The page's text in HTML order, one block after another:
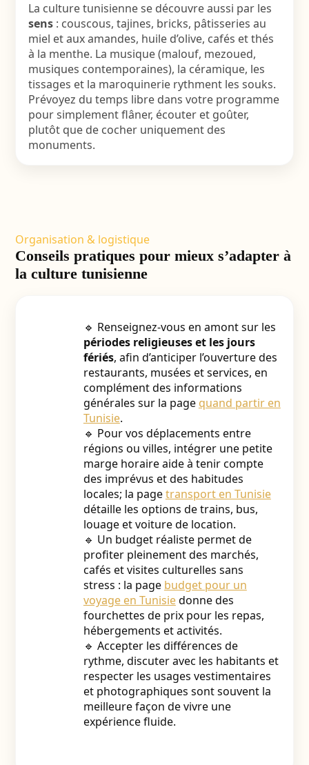
La culture tunisienne se découvre aussi par les
sens: couscous, tajines, bricks, pâtisseries au
miel et aux amandes, huile d’olive, cafés et thés
à la menthe. La musique (malouf, mezoued,
musiques contemporaines), la céramique, les
tissages et la maroquinerie rythment les souks.
Prévoyez du temps libre dans votre programme
pour simplement flâner, écouter et goûter,
plutôt que de cocher uniquement des
monuments.
Organisation & logistique
Conseils pratiques pour mieux s’adapter à
la culture tunisienne
🔹 Renseignez-vous en amont sur les
périodes religieuses et les jours
fériés, afin d’anticiper l’ouverture des
restaurants, musées et services, en
complément des informations
générales sur la page quand partir en
Tunisie.
🔹 Pour vos déplacements entre
régions ou villes, intégrer une petite
marge horaire aide à tenir compte
des imprévus et des habitudes
locales; la pagetransport en Tunisie
détaille les options de trains, bus,
louage et voiture de location.
🔹 Un budget réaliste permet de
profiter pleinement des marchés,
cafés et visites culturelles sans
stress : la page budget pour un
voyage en Tunisiedonne des
fourchettes de prix pour les repas,
hébergements et activités.
🔹 Accepter les différences de
rythme, discuter avec les habitants et
respecter les usages vestimentaires
et photographiques sont souvent la
meilleure façon de vivre une
expérience fluide.